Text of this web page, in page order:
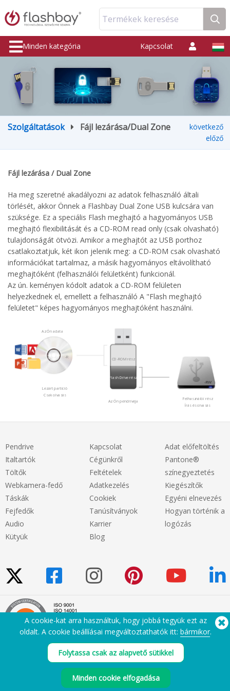
Termékek keresése
Minden kategória Kapcsolat
Szolgáltatások Fájl lezárása/Dual Zone
következő
előző
Fájl lezárása / Dual Zone
Ha meg szeretné akadályozni az adatok felhasználó általi
törlését, akkor Önnek a Flashbay Dual Zone USB kulcsára van
szüksége. Ez a speciális Flash meghajtó a hagyományos USB
meghajtó flexibilitását és a CD-ROM read only (csak olvasható)
tulajdonságát ötvözi. Amikor a meghajtót az USB porthoz
csatlakoztatjuk, két ikon jelenik meg: a CD-ROM csak olvasható
információkat tartalmaz, a másik hagyományos eltávolítható
meghajtóként (felhasználói felületként) funkcionál.
Az ún. keményen kódolt adatok a CD-ROM felületen
helyezkednek el, emellett a felhasználó A "Flash meghajtó
felületet" képes hagyományos meghajtóként használni.
Az Ön adata
-R
Lezárt partíció
Csak olvasás
CD-ROM rész
Flash Drive rész
Az Ön pendriveja
-RW
Felhasználói rész
Írás és olvasás
Pendrive
Italtartók
Töltők
Webkamera-fedő
Táskák
Fejfedők
Audio
Kütyük
Kapcsolat
Cégünkről
Feltételek
Adatkezelés
Cookiek
Tanúsítványok
Karrier
Blog
Adat előfeltöltés
Pantone®
színegyeztetés
Kiegészítők
Egyéni elnevezés
Hogyan történik a
logózás
Segítségre van szüksége? Tel:(650) 938-3500 (US)
Copyright © 2026 Flashbay
A cookie-kat arra használtuk, hogy jobbá tegyük ezt az
oldalt. A cookie beállíásai megváltoztathatók itt: bármikor.
Folytassa csak az alapvető sütikkel
Minden cookie elfogadása